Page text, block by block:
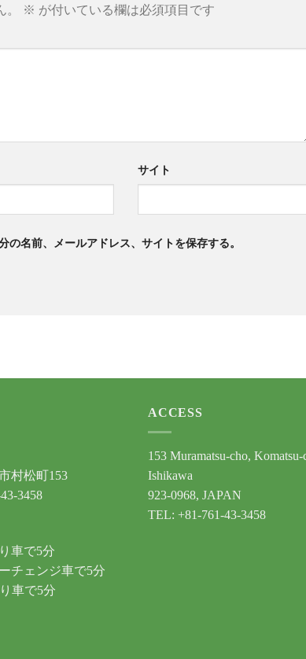
※ が付いている欄は必須項目です
サイト
名前、メールアドレス、サイトを保存する。
村松町153
3458
車で5分
チェンジ車で5分
車で5分
ACCESS
153 Muramatsu-cho, Komatsu-
Ishikawa
923-0968, JAPAN
TEL: +81-761-43-3458